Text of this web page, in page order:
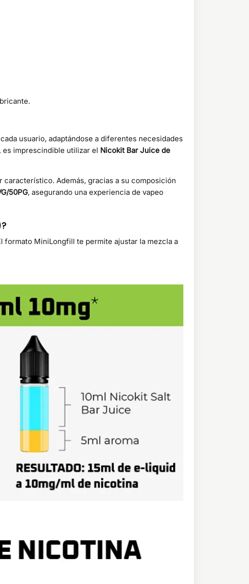
usuario, adaptándose a diferentes necesidades
es imprescindible utilizar el Nicokit Bar Juice de
Además, gracias a su composición
50PG, asegurando una experiencia de vapeo
formato MiniLongfill te permite ajustar la mezcla a